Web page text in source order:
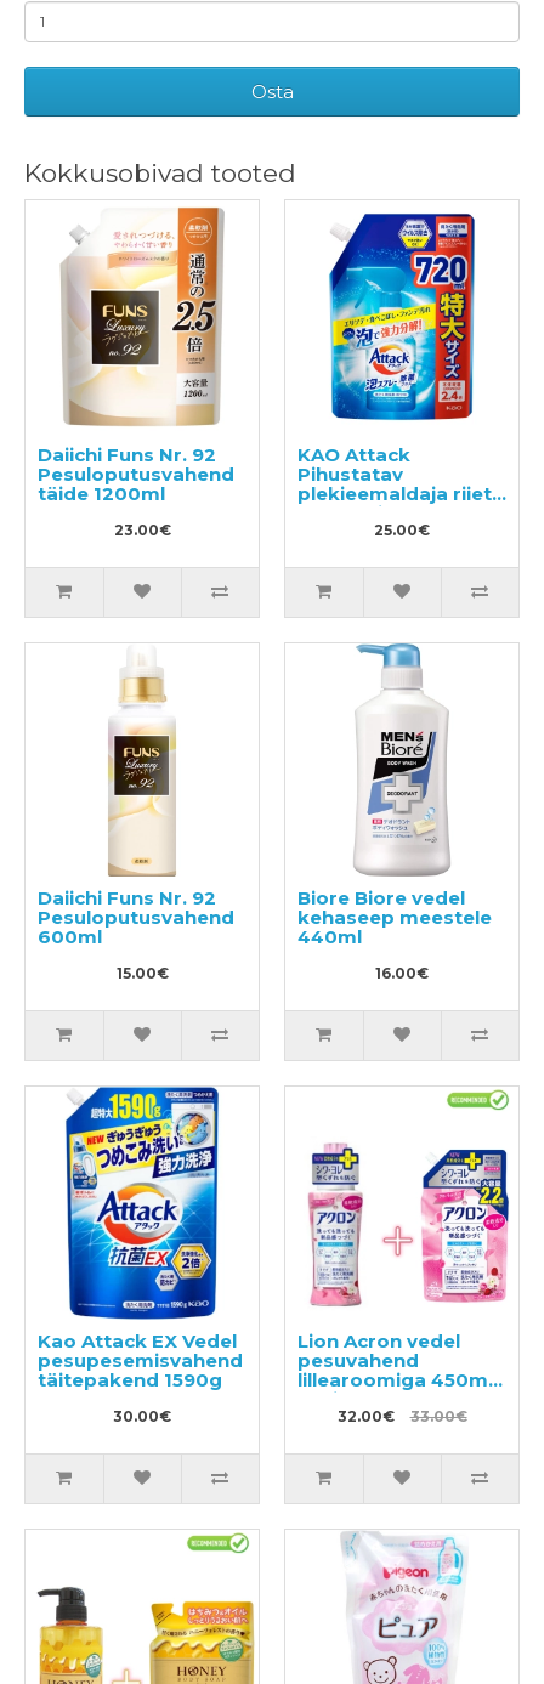
Osta
Kokkusobivad tooted
Daiichi Funs Nr. 92
Pesuloputusvahend
täide 1200ml
23.00€
KAO Attack
Pihustatav
plekieemaldaja riiete
töötlemiseks enne
pesemist täide
25.00€
Daiichi Funs Nr. 92
Pesuloputusvahend
600ml
15.00€
Biore Biore vedel
kehaseep meestele
440ml
16.00€
Kao Attack EX Vedel
pesupesemisvahend
täitepakend 1590g
30.00€
Lion Acron vedel
pesuvahend
lillearoomiga 450ml
+ täitepakend 850ml
32.00€ 33.00€